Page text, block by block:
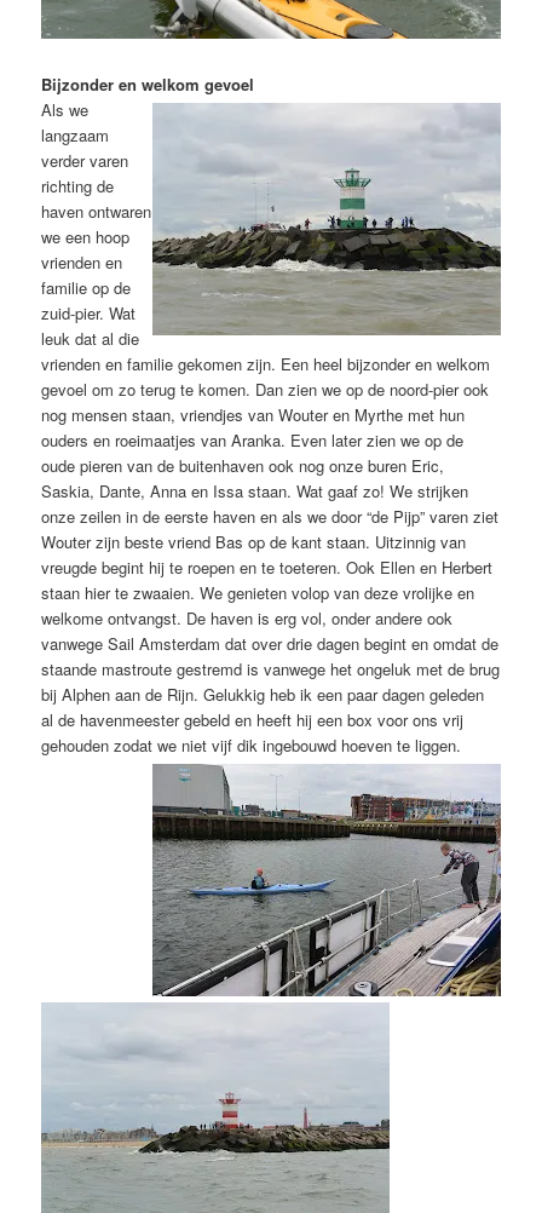
Bijzonder en welkom gevoel
Als we
langzaam
verder varen
richting de
haven ontwaren
we een hoop
vrienden en
familie op de
zuid-pier. Wat
leuk dat al die
vrienden en familie gekomen zijn. Een heel bijzonder en welkom
gevoel om zo terug te komen. Dan zien we op de noord-pier ook
nog mensen staan, vriendjes van Wouter en Myrthe met hun
ouders en roeimaatjes van Aranka. Even later zien we op de
oude pieren van de buitenhaven ook nog onze buren Eric,
Saskia, Dante, Anna en Issa staan. Wat gaaf zo! We strijken
onze zeilen in de eerste haven en als we door “de Pijp” varen ziet
Wouter zijn beste vriend Bas op de kant staan. Uitzinnig van
vreugde begint hij te roepen en te toeteren. Ook Ellen en Herbert
staan hier te zwaaien. We genieten volop van deze vrolijke en
welkome ontvangst. De haven is erg vol, onder andere ook
vanwege Sail Amsterdam dat over drie dagen begint en omdat de
staande mastroute gestremd is vanwege het ongeluk met de brug
bij Alphen aan de Rijn. Gelukkig heb ik een paar dagen geleden
al de havenmeester gebeld en heeft hij een box voor ons vrij
gehouden zodat we niet vijf dik ingebouwd hoeven te liggen.